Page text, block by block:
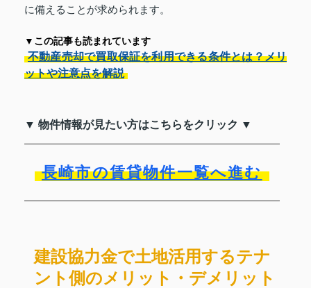
に備えることが求められます。
▼この記事も読まれています
不動産売却で買取保証を利用できる条件とは？メリ
ットや注意点を解説
▼ 物件情報が見たい方はこちらをクリック ▼
長崎市の賃貸物件一覧へ進む
建設協力金で土地活用するテナ
ント側のメリット・デメリット